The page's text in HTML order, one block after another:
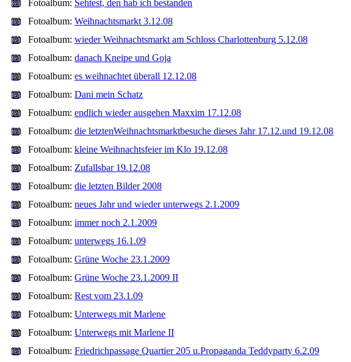
Fotoalbum: Sehtest, den hab ich bestanden
Fotoalbum: Weihnachtsmarkt 3.12.08
Fotoalbum: wieder Weihnachtsmarkt am Schloss Charlottenburg 5.12.08
Fotoalbum: danach Kneipe und Goja
Fotoalbum: es weihnachtet überall 12.12.08
Fotoalbum: Dani mein Schatz
Fotoalbum: endlich wieder ausgehen Maxxim 17.12.08
Fotoalbum: die letztenWeihnachtsmarktbesuche dieses Jahr 17.12.und 19.12.08
Fotoalbum: kleine Weihnachtsfeier im Klo 19.12.08
Fotoalbum: Zufallsbar 19.12.08
Fotoalbum: die letzten Bilder 2008
Fotoalbum: neues Jahr und wieder unterwegs 2.1.2009
Fotoalbum: immer noch 2.1.2009
Fotoalbum: unterwegs 16.1.09
Fotoalbum: Grüne Woche 23.1.2009
Fotoalbum: Grüne Woche 23.1.2009 II
Fotoalbum: Rest vom 23.1.09
Fotoalbum: Unterwegs mit Marlene
Fotoalbum: Unterwegs mit Marlene II
Fotoalbum: Friedrichpassage Quartier 205 u.Propaganda Teddyparty 6.2.09